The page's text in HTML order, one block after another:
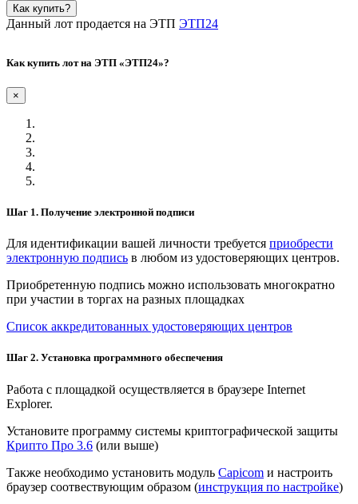
Как купить?
Данный лот продается на ЭТП ЭТП24
Как купить лот на ЭТП «ЭТП24»?
×
Шаг 1. Получение электронной подписи
Для идентификации вашей личности требуется приобрести
электронную подпись в любом из удостоверяющих центров.
Приобретенную подпись можно использовать многократно
при участии в торгах на разных площадках
Список аккредитованных удостоверяющих центров
Шаг 2. Установка программного обеспечения
Работа с площадкой осуществляется в браузере Internet
Explorer.
Установите программу системы криптографической защиты
Крипто Про 3.6 (или выше)
Также необходимо установить модуль Capicom и настроить
браузер соотвествующим образом (инструкция по настройке)